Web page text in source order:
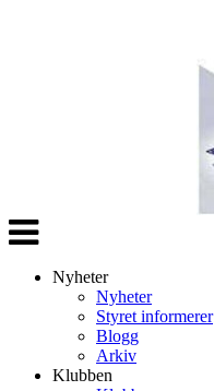
Veksle
navigasjon
Nyheter
Nyheter
Styret informerer
Blogg
Arkiv
Klubben